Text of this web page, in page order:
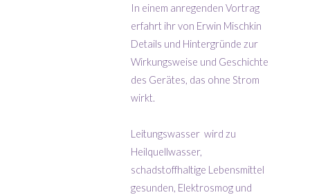
In einem anregenden Vortrag
erfahrt ihr von Erwin Mischkin
Details und Hintergründe zur
Wirkungsweise und Geschichte
des Gerätes, das ohne Strom
wirkt.
Leitungswasser wird zu
Heilquellwasser,
schadstoffhaltige Lebensmittel
gesunden, Elektrosmog und